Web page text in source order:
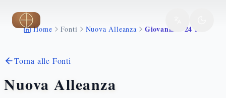
Vai al contenuto principale
Home Fonti Nuova Alleanza Giovanni 9 24 34
Torna alle Fonti
Nuova Alleanza